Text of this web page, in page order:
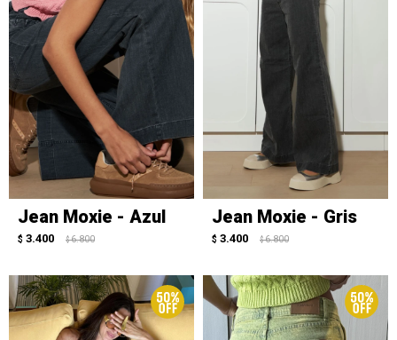
Jean Moxie - Azul
$ 3.400 $ 6.800
Jean Moxie - Gris
$ 3.400 $ 6.800